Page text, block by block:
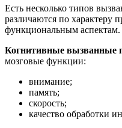
Есть несколько типов
различаются по характеру
функциональным аспектам.
Когнитивные вызванные
мозговые функции:
внимание;
память;
скорость;
качество обработки